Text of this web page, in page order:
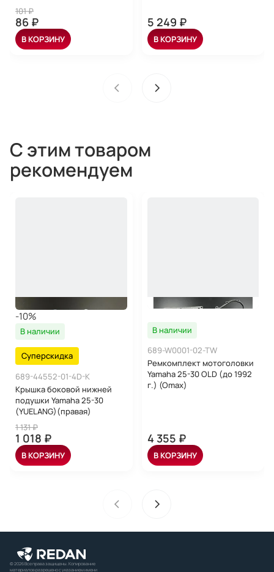
101 ₽
86 ₽
В КОРЗИНУ
5 249 ₽
В КОРЗИНУ
С этим товаром
рекомендуем
-10%
В наличии
Суперскидка
689-44552-01-4D-K
Крышка боковой нижней
подушки Yamaha 25-30
(YUELANG)(правая)
1 131 ₽
1 018 ₽
В КОРЗИНУ
В наличии
689-W0001-02-TW
Ремкомплект мотоголовки
Yamaha 25-30 OLD (до 1992
г.) (Omax)
4 355 ₽
В КОРЗИНУ
© 2026 Все права защищены. Копирование
материалов разрешено с указанием имени